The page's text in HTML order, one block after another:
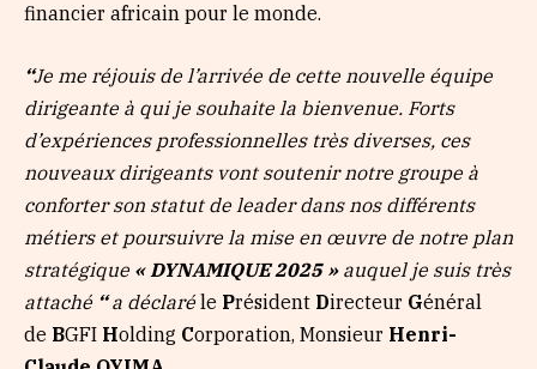
financier africain pour le monde.
‘‘Je me réjouis de l’arrivée de cette nouvelle équipe
dirigeante à qui je souhaite la bienvenue. Forts
d’expériences professionnelles très diverses, ces
nouveaux dirigeants vont soutenir notre groupe à
conforter son statut de leader dans nos différents
métiers et poursuivre la mise en œuvre de notre plan
stratégique « DYNAMIQUE 2025 » auquel je suis très
attaché ‘‘a déclaré le Président Directeur Général
de BGFI Holding Corporation, Monsieur Henri-